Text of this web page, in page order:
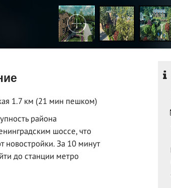
1.7 км (21 мин пешком)
района
шоссе, что
новостройки. За 10 минут
до станции метро